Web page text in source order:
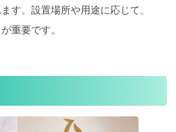
す。設置場所や用途に応じて、
重要です。